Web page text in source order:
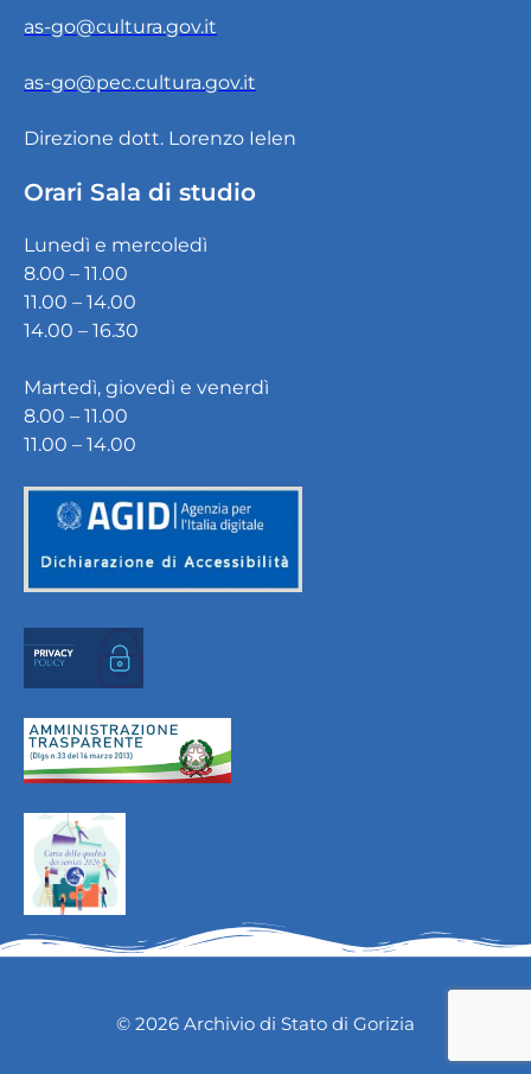
as-go@cultura.gov.it
as-go@pec.cultura.gov.it
Direzione dott. Lorenzo Ielen
Orari Sala di studio
Lunedì e mercoledì
8.00 – 11.00
11.00 – 14.00
14.00 – 16.30
Martedì, giovedì e venerdì
8.00 – 11.00
11.00 – 14.00
© 2026 Archivio di Stato di Gorizia